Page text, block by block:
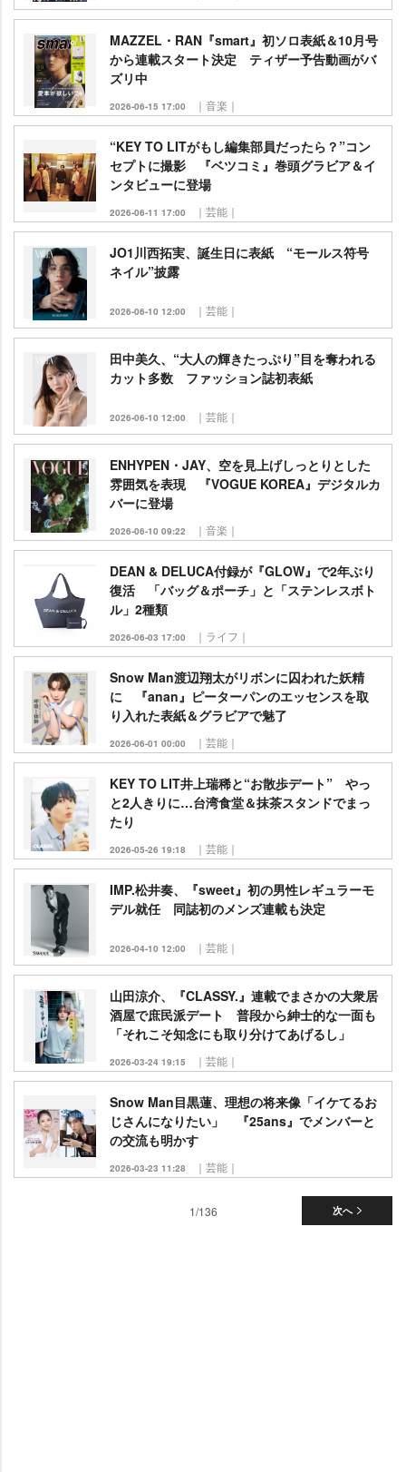
MAZZEL・RAN『smart』初ソロ表紙＆10月号
から連載スタート決定 ティザー予告動画がバ
ズリ中
2026-06-15 17:00 ｜音楽｜
“KEY TO LITがもし編集部員だったら？”コン
セプトに撮影 『ベツコミ』巻頭グラビア＆イ
ンタビューに登場
2026-06-11 17:00 ｜芸能｜
JO1川西拓実、誕生日に表紙 “モールス符号
ネイル”披露
2026-06-10 12:00 ｜芸能｜
田中美久、“大人の輝きたっぷり”目を奪われる
カット多数 ファッション誌初表紙
2026-06-10 12:00 ｜芸能｜
ENHYPEN・JAY、空を見上げしっとりとした
雰囲気を表現 『VOGUE KOREA』デジタルカ
バーに登場
2026-06-10 09:22 ｜音楽｜
DEAN & DELUCA付録が『GLOW』で2年ぶり
復活 「バッグ＆ポーチ」と「ステンレスボト
ル」2種類
2026-06-03 17:00 ｜ライフ｜
Snow Man渡辺翔太がリボンに囚われた妖精
に 『anan』ピーターパンのエッセンスを取
り入れた表紙＆グラビアで魅了
2026-06-01 00:00 ｜芸能｜
KEY TO LIT井上瑞稀と“お散歩デート” やっ
と2人きりに…台湾食堂＆抹茶スタンドでまっ
たり
2026-05-26 19:18 ｜芸能｜
IMP.松井奏、『sweet』初の男性レギュラーモ
デル就任 同誌初のメンズ連載も決定
2026-04-10 12:00 ｜芸能｜
山田涼介、『CLASSY.』連載でまさかの大衆居
酒屋で庶民派デート 普段から紳士的な一面も
「それこそ知念にも取り分けてあげるし」
2026-03-24 19:15 ｜芸能｜
Snow Man目黒蓮、理想の将来像「イケてるお
じさんになりたい」 『25ans』でメンバーと
の交流も明かす
2026-03-23 11:28 ｜芸能｜
次へ
1/136